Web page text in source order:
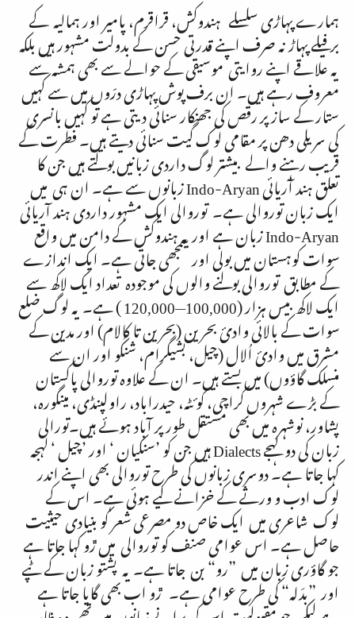
ہمارے پہاڑی سلسلے ہندوکش، قراقرم، پامیر اور ہمالیہ کے
برفیلے پہاڑ نہ صرف اپنے قدرتی حسن کے بدولت مشہور ہیں بلکہ
یہ علاقے اپنے روایتی موسیقی کے حوالے سے بھی ہمشہ سے
معروف رہے ہیں۔ ان برف پوش پہاڑی درّوں میں سے کہیں
ستار کے ساز پر رقص کی جھنکار سنائی دیتی ہے تو کہیں بانسری
کی سریلی دھن پر مقامی لوک گیت سنائی دیتے ہیں۔ فطرت کے
قریب رہنے والے بیشتر لوگ داردی زبانیں بولتے ہیں جن کا
تعلق ہند آریائی زبانوں سے ہے۔ ان ہی میں
ایک زبان توروالی ہے۔ توروالی ایک مشہور داردی ہند آریائی
Indo-Aryanزبان ہے اور یہ ہندوکش کے دامن میں واقع
سوات کوہستان میں بولی اور سمجھی جاتی ہے۔ ایک اندازے
کے مطابق توروالی بولنے والوں کی موجودہ تعداد ایک لاکھ سے
ایک لاکھ بیس ہزار (100,000—120,000 ) ہے۔ یہ لوگ ضلع
سوات کے بالائی وادئ بحرین (بحرین تا کالام) اور مدین کے
مشرق میں وادئ اُلال (چیل، بشیگرام، شنکُو اور ان سے
منسلک گاؤوں) میں بستے ہیں۔ ان کے علاوہ توروالی پاکستان
کے بڑے شہروں کراچی، کوئٹہ، حیدراباد، راولپنڈی، مینگورہ،
پشاور، نوشہرہ میں بھی مستقل طور پر آباد ہوئے ہیں۔تورالی
زبان کی دو لہجےDialects ہیں جن کو ’سنکیان ‘ اور ’چیل ‘ لہجہ
کہا جاتا ہے۔ دوسری زبانوں کی طرح توروالی بھی اپنے اندر
لوک ادب و ورثے کے خزانے لیے ہوئی ہے۔ اس کے
لوک شاعری میں ایک خاص دو مصرعی شعر کو بنیادی حیثیت
حاصل ہے۔ اس عوامی صنف کو توروالی میں ڙو کہا جاتا ہے
جو گاؤری زبان میں ”رو“ بن جاتا ہے۔ یہ پشتو زبان کے ٹپے
اور ”بدَلہ“ کی طرح عوامی ہے۔ ڙو اب بھی گایا جاتا ہے